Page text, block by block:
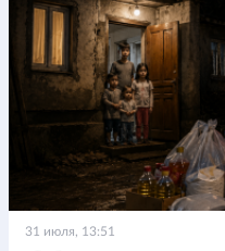
31 июля, 13:51